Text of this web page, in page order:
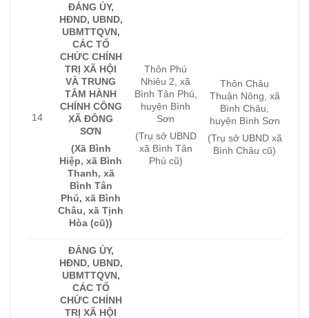
14
ĐẢNG ỦY,
HĐND, UBND,
UBMTTQVN,
CÁC TỔ
CHỨC CHÍNH
TRỊ XÃ HỘI
VÀ TRUNG
TÂM HÀNH
CHÍNH CÔNG
XÃ ĐÔNG
SƠN
(Xã Bình
Hiệp, xã Bình
Thanh, xã
Bình Tân
Phú, xã Bình
Châu, xã Tịnh
Hòa (cũ))
Thôn Phú
Nhiêu 2, xã
Bình Tân Phú,
huyện Bình
Sơn
(Trụ sở UBND
xã Bình Tân
Phú cũ)
Thôn Châu
Thuận Nông, xã
Bình Châu,
huyện Bình Sơn
(Trụ sở UBND xã
Bình Châu cũ)
ĐẢNG ỦY,
HĐND, UBND,
UBMTTQVN,
CÁC TỔ
CHỨC CHÍNH
TRỊ XÃ HỘI